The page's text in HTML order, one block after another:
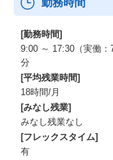
勤務時間
[勤務時間]
9:00 ～ 17:30（実働
分
[平均残業時間]
18時間/月
[みなし残業]
みなし残業なし
[フレックスタイム]
有